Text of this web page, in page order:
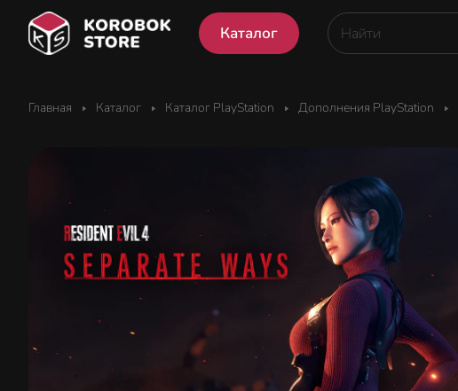
Каталог
Главная Каталог Каталог PlayStation Дополнения PlayStation